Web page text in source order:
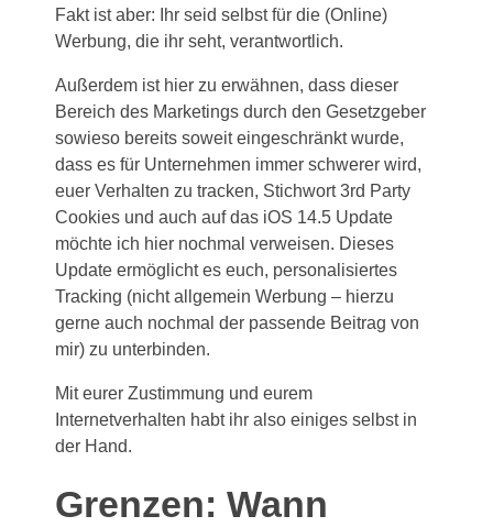
Fakt ist aber: Ihr seid selbst für die (Online)
Werbung, die ihr seht, verantwortlich.
Außerdem ist hier zu erwähnen, dass dieser
Bereich des Marketings durch den Gesetzgeber
sowieso bereits soweit eingeschränkt wurde,
dass es für Unternehmen immer schwerer wird,
euer Verhalten zu tracken, Stichwort 3rd Party
Cookies und auch auf das iOS 14.5 Update
möchte ich hier nochmal verweisen. Dieses
Update ermöglicht es euch, personalisiertes
Tracking (nicht allgemein Werbung – hierzu
gerne auch nochmal der passende Beitrag von
mir) zu unterbinden.
Mit eurer Zustimmung und eurem
Internetverhalten habt ihr also einiges selbst in
der Hand.
Grenzen: Wann